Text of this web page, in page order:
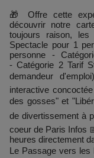
🎁 Offre cette
découvrir notre
toujours raison,
Spectacle pour 1
personne -
- Catégorie 2 Tarif
demandeur
interactive
des gosses" et
de divertissement à
coeur de Paris Infos
heures directement
Le Passage vers les